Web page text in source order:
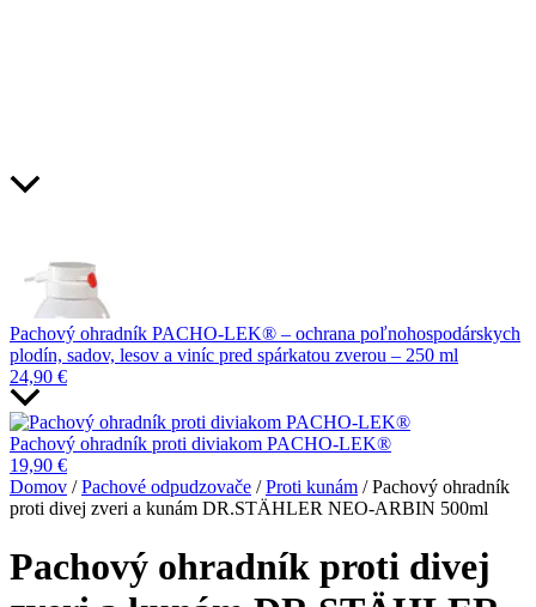
Pachový ohradník PACHO-LEK® – ochrana poľnohospodárskych
plodín, sadov, lesov a viníc pred spárkatou zverou – 250 ml
24,90 €
Pachový ohradník proti diviakom PACHO-LEK®
19,90 €
Domov /Pachové odpudzovače /Proti kunám / Pachový ohradník
proti divej zveri a kunám DR.STÄHLER NEO-ARBIN 500ml
Pachový ohradník proti divej